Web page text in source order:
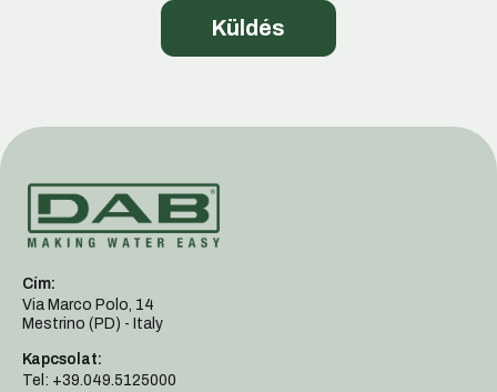
Cím:
Via Marco Polo, 14
Mestrino (PD) - Italy
Kapcsolat:
Tel: +39.049.5125000